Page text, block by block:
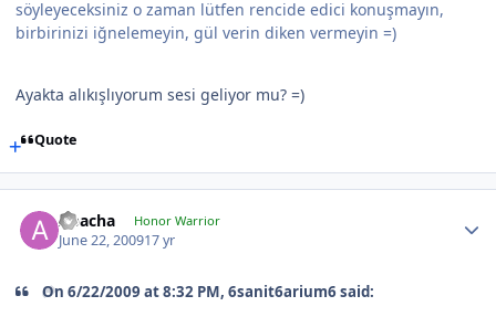
söyleyeceksiniz o zaman lütfen rencide edici konuşmayın,
birbirinizi iğnelemeyin, gül verin diken vermeyin =)
Ayakta alıkışlıyorum sesi geliyor mu? =)
Quote
Apacha Honor Warrior
June 22, 200917 yr
On 6/22/2009 at 8:32 PM, 6sanit6arium6 said: